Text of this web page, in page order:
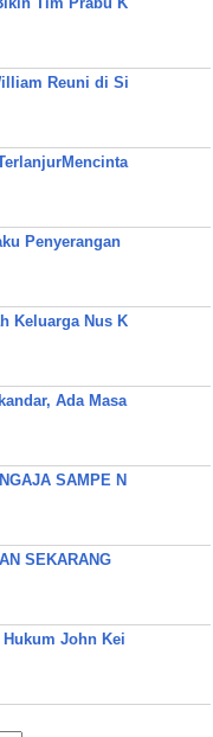
Reuni di Si
Penyerangan
Keluarga Nus K
Ada Masa
SAMPE N
SEKARANG
John Kei